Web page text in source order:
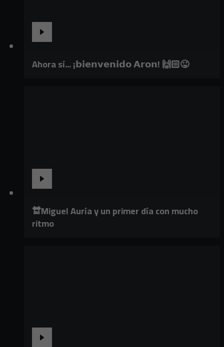
Ahora sí... ¡𝗯𝗶𝗲𝗻𝘃𝗲𝗻𝗶𝗱𝗼 𝗔𝗿𝗼𝗻! 🙌🏻😜
🔛Miguel Auría y un primer día con mucho
ritmo